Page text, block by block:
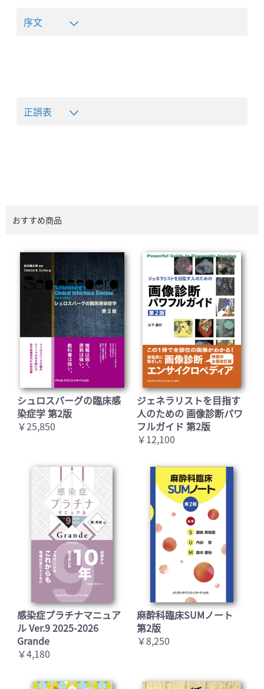
序文
正誤表
おすすめ商品
シュロスバーグの臨床感
染症学 第2版
￥25,850
ジェネラリストを目指す
人のための 画像診断パワ
フルガイド 第2版
￥12,100
感染症プラチナマニュア
ル Ver.9 2025-2026
Grande
￥4,180
麻酔科臨床SUMノート
第2版
￥8,250